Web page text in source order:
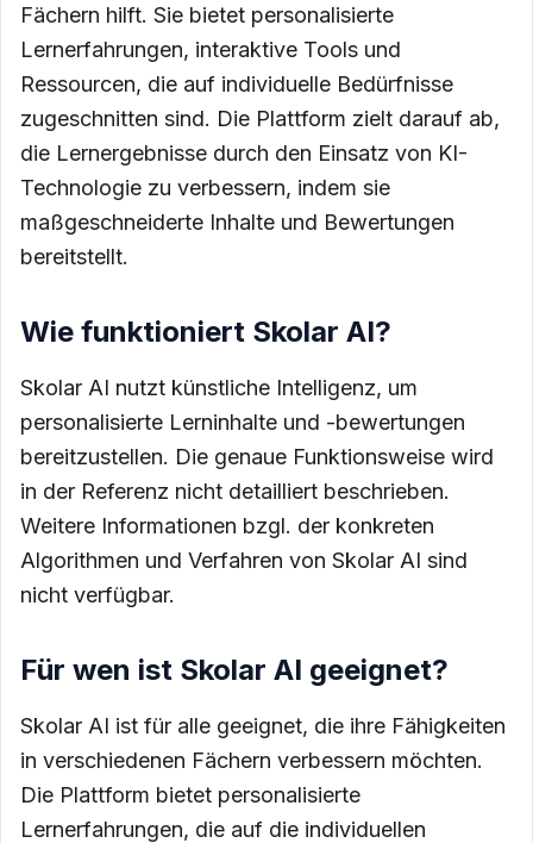
Fächern hilft. Sie bietet personalisierte
Lernerfahrungen, interaktive Tools und
Ressourcen, die auf individuelle Bedürfnisse
zugeschnitten sind. Die Plattform zielt darauf ab,
die Lernergebnisse durch den Einsatz von KI-
Technologie zu verbessern, indem sie
maßgeschneiderte Inhalte und Bewertungen
bereitstellt.
Wie funktioniert Skolar AI?
Skolar AI nutzt künstliche Intelligenz, um
personalisierte Lerninhalte und -bewertungen
bereitzustellen. Die genaue Funktionsweise wird
in der Referenz nicht detailliert beschrieben.
Weitere Informationen bzgl. der konkreten
Algorithmen und Verfahren von Skolar AI sind
nicht verfügbar.
Für wen ist Skolar AI geeignet?
Skolar AI ist für alle geeignet, die ihre Fähigkeiten
in verschiedenen Fächern verbessern möchten.
Die Plattform bietet personalisierte
Lernerfahrungen, die auf die individuellen